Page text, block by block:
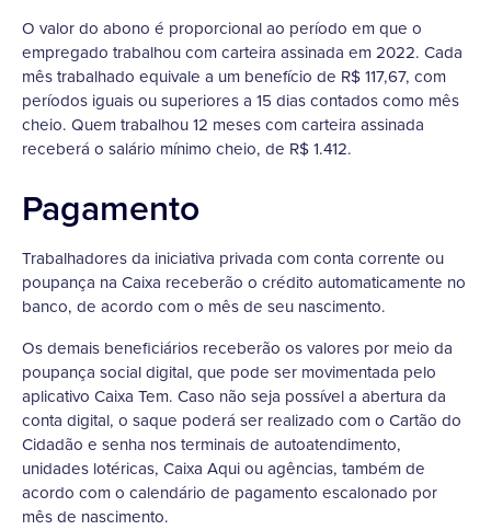
O valor do abono é proporcional ao período em que o
empregado trabalhou com carteira assinada em 2022. Cada
mês trabalhado equivale a um benefício de R$ 117,67, com
períodos iguais ou superiores a 15 dias contados como mês
cheio. Quem trabalhou 12 meses com carteira assinada
receberá o salário mínimo cheio, de R$ 1.412.
Pagamento
Trabalhadores da iniciativa privada com conta corrente ou
poupança na Caixa receberão o crédito automaticamente no
banco, de acordo com o mês de seu nascimento.
Os demais beneficiários receberão os valores por meio da
poupança social digital, que pode ser movimentada pelo
aplicativo Caixa Tem. Caso não seja possível a abertura da
conta digital, o saque poderá ser realizado com o Cartão do
Cidadão e senha nos terminais de autoatendimento,
unidades lotéricas, Caixa Aqui ou agências, também de
acordo com o calendário de pagamento escalonado por
mês de nascimento.